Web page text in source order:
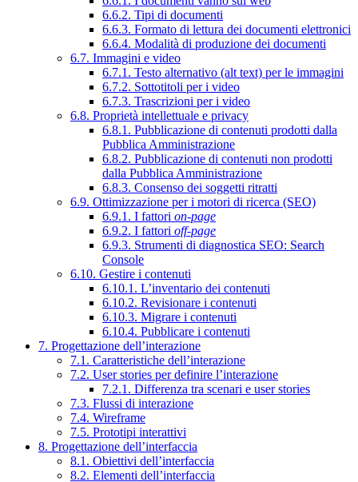
6.6.2. Tipi di documenti
6.6.3. Formato di lettura dei documenti elettronici
6.6.4. Modalità di produzione dei documenti
6.7. Immagini e video
6.7.1. Testo alternativo (alt text) per le immagini
6.7.2. Sottotitoli per i video
6.7.3. Trascrizioni per i video
6.8. Proprietà intellettuale e privacy
6.8.1. Pubblicazione di contenuti prodotti dalla
Pubblica Amministrazione
6.8.2. Pubblicazione di contenuti non prodotti
dalla Pubblica Amministrazione
6.8.3. Consenso dei soggetti ritratti
6.9. Ottimizzazione per i motori di ricerca (SEO)
6.9.1. I fattori on-page
6.9.2. I fattori off-page
6.9.3. Strumenti di diagnostica SEO: Search
Console
6.10. Gestire i contenuti
6.10.1. L’inventario dei contenuti
6.10.2. Revisionare i contenuti
6.10.3. Migrare i contenuti
6.10.4. Pubblicare i contenuti
7. Progettazione dell’interazione
7.1. Caratteristiche dell’interazione
7.2. User stories per definire l’interazione
7.2.1. Differenza tra scenari e user stories
7.3. Flussi di interazione
7.4. Wireframe
7.5. Prototipi interattivi
8. Progettazione dell’interfaccia
8.1. Obiettivi dell’interfaccia
8.2. Elementi dell’interfaccia